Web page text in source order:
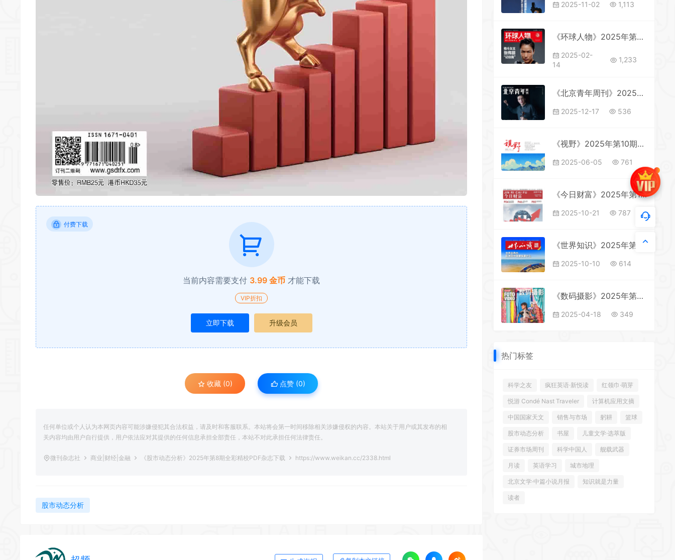
付费下载
当前内容需要支付 3.99 金币 才能下载
VIP折扣
立即下载 升级会员
收藏 (0) 点赞 (0)
任何单位或个人认为本网页内容可能涉嫌侵犯其合法权益，请及时和客服联系。本站将会第一时间移除相关涉嫌侵权的内容。本站关于用户或其发布的相
关内容均由用户自行提供，用户依法应对其提供的任何信息承担全部责任，本站不对此承担任何法律责任。
微刊杂志社 商业|财经|金融 《股市动态分析》2025年第8期全彩精校PDF杂志下载 https://www.weikan.cc/2338.html
股市动态分析
2025-11-02 1,113
《环球人物》2025年第3期全彩精校PDF杂志下载
2025-02-
14
1,233
《北京青年周刊》2025年第49期全彩精校PDF杂志下载
2025-12-17 536
《视野》2025年第10期全彩精校PDF杂志下载
2025-06-05 761
《今日财富》2025年第15期全彩精校PDF杂志下载
2025-10-21 787
《世界知识》2025年第14期全彩精校PDF杂志下载
2025-10-10 614
《数码摄影》2025年第4期全彩精校PDF杂志下载
2025-04-18 349
热门标签
科学之友 疯狂英语·新悦读 红领巾·萌芽
悦游 Condé Nast Traveler 计算机应用文摘
中国国家天文 销售与市场 躬耕 篮球
股市动态分析 书屋 儿童文学·选萃版
证券市场周刊 科学中国人 舰载武器
月读 英语学习 城市地理
北京文学·中篇小说月报 知识就是力量
读者